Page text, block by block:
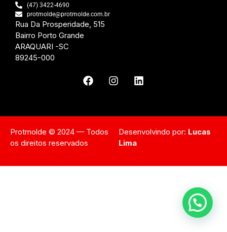
(47) 3422-4690
protmolde@protmolde.com.br
Rua Da Prosperidade, 515
Bairro Porto Grande
ARAQUARI -SC
89245-000
Protmolde © 2024 — Todos
os direitos reservados
Desenvolvindo por: Lucas
Lima